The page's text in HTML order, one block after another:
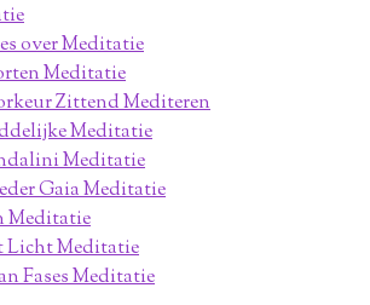
over Meditatie
Meditatie
Zittend Mediteren
Meditatie
Meditatie
Gaia Meditatie
Meditatie
Meditatie
Fases Meditatie